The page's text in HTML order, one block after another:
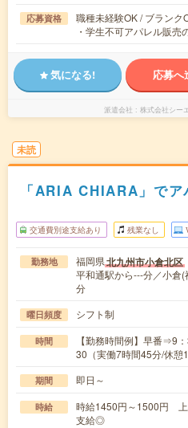
応募資格
職種未経験OK / ブランク
・学生不可アパレル販売
気になる! 応募へ
派遣会社 株式会社シー
未読
「ARIA CHIARA」で
交通費別途支給あり 残業なし
勤務地 福岡県北九州市小倉北区
平和通駅から---分／小倉
分
曜日頻度 シフト制
時間
【勤務時間例】早番⇒9
30（実働7時間45分/休
期間 即日～
時給
時給1450円～1500円 上
支給◎